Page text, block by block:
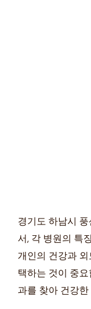
경기도 하남시
서, 각 병원의 특
개인의 건강과
택하는 것이 중
과를 찾아 건강